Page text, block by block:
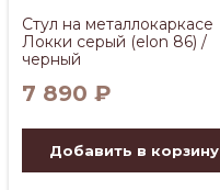
Стул на металлокаркасе
Локки серый (elon 86) /
черный
7 890 ₽
Добавить в корзину